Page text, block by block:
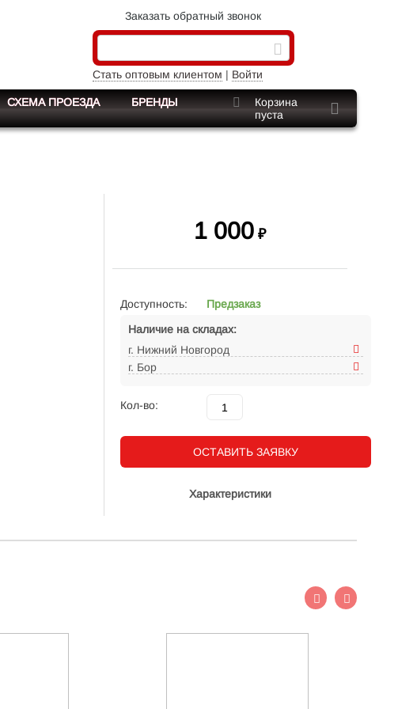
Заказать обратный звонок
Стать оптовым клиентом | Войти
СХЕМА ПРОЕЗДА БРЕНДЫ
Корзина
пуста
1 000 ₽
Доступность:
Предзаказ
Наличие на складах:
г. Нижний Новгород
г. Бор
Кол-во:
ОСТАВИТЬ ЗАЯВКУ
Характеристики